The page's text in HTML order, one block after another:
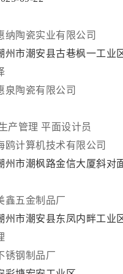
纳陶瓷实业有限公司
州市潮安县古巷枫一工业
泉陶瓷有限公司
产管理 平面设计员
鸥计算机技术有限公司
州市潮枫路金信大厦斜对
鑫五金制品厂
州市潮安县东凤内畔工业
锈钢制品厂